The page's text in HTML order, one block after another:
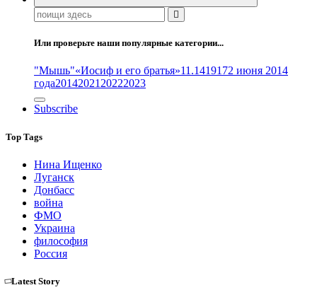
Поиск:
Или проверьте наши популярные категории...
"Мышь"«Иосиф и его братья»11.1419172 июня 2014
года2014202120222023
Subscribe
Top Tags
Нина Ищенко
Луганск
Донбасс
война
ФМО
Украина
философия
Россия
Latest Story